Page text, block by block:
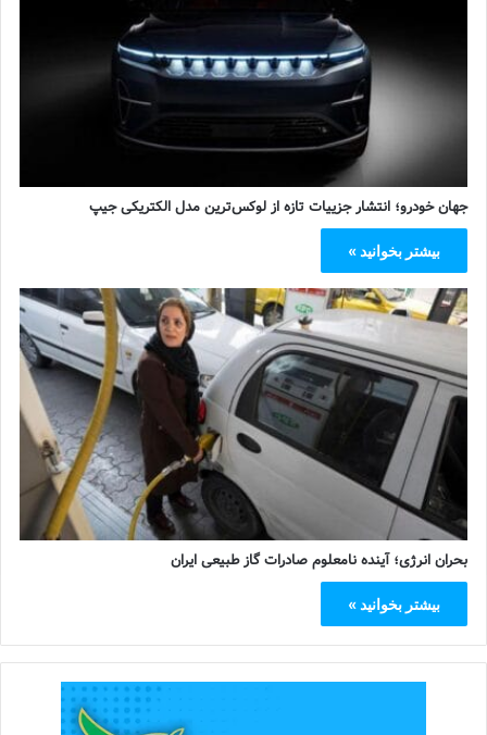
جهان خودرو؛ انتشار جزییات تازه از لوکس‌ترین مدل الکتریکی جیپ
بیشتر بخوانید »
بحران انرژی؛ آینده نامعلوم صادرات گاز طبیعی ایران
بیشتر بخوانید »